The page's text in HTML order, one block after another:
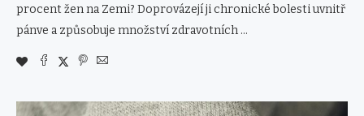
procent žen na Zemi? Doprovázejí ji chronické bolesti uvnitř
pánve a způsobuje množství zdravotních …